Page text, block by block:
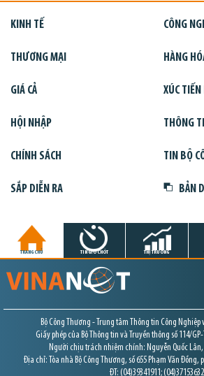
KINH TẾ CÔNG
THƯƠNG MẠI HÀNG
GIÁ CẢ XÚC
HỘI NHẬP THÔNG
CHÍNH SÁCH TIN BỘ
SẮP DIỄN RA BẢN
TRANG CHỦ TIN GIỜ CHÓT THỊ TRƯỜNG
Bộ Công Thương - Trung tâm Thông tin Công
Giấy phép của Bộ Thông tin và Truyền thông số 114/
Người chịu trách nhiệm chính: Nguyễn Quốc Lân,
Địa chỉ: Tòa nhà Bộ Công Thương, số 655 Phạm Văn Đồng,
ĐT: (04)39341911; (04)37153632